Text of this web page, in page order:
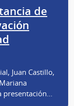
de
Juan Castillo,
presentación…